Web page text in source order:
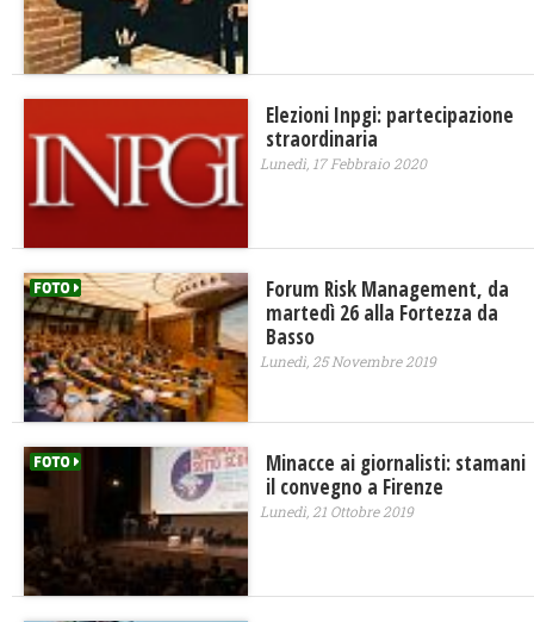
Elezioni Inpgi: partecipazione
straordinaria
Lunedì, 17 Febbraio 2020
Forum Risk Management, da
martedì 26 alla Fortezza da
Basso
Lunedì, 25 Novembre 2019
Minacce ai giornalisti: stamani
il convegno a Firenze
Lunedì, 21 Ottobre 2019